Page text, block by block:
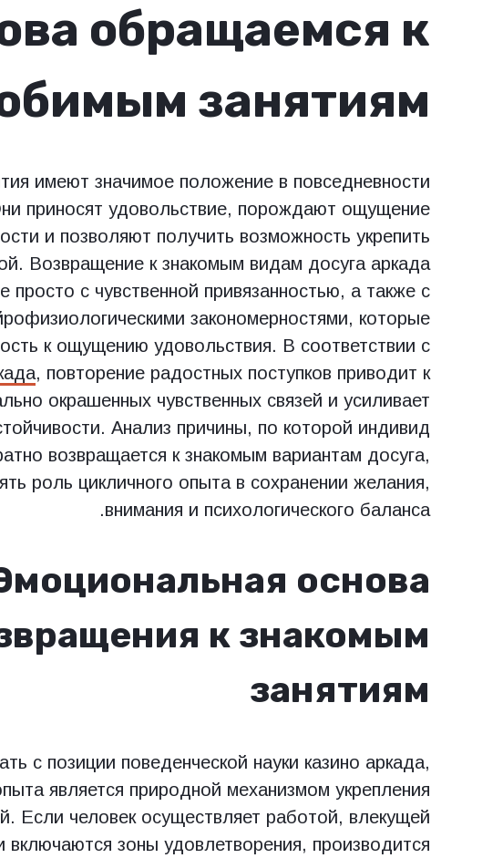
обращаемся к
занятиям
имеют значимое положение в повседневности
приносят удовольствие, порождают ощущение
и позволяют получить возможность укрепить
Возвращение к знакомым видам досуга аркада
просто с чувственной привязанностью, а также с
закономерностями, которые
к ощущению удовольствия. В соответствии с
, повторение радостных поступков приводит к
окрашенных чувственных связей и усиливает
Анализ причины, по которой индивид
возвращается к знакомым вариантам досуга,
роль цикличного опыта в сохранении желания,
внимания и психологического баланса.
основа
к знакомым
занятиям
с позиции поведенческой науки казино аркада,
является природной механизмом укрепления
Если человек осуществляет работой, влекущей
включаются зоны удовлетворения, производится